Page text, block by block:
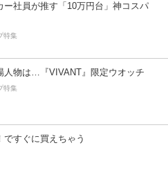
ー社員が推す「10万円台」神コスパ
特集
人物は…『VIVANT』限定ウオッチ
特集
ですぐに買えちゃう